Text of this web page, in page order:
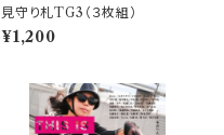
見守り札TG3（３枚組）
¥1,200